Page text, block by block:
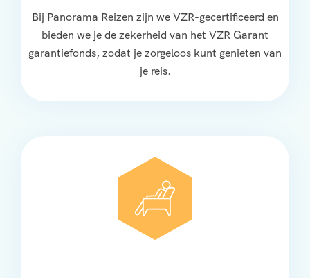
Bij Panorama Reizen zijn we VZR-gecertificeerd en
bieden we je de zekerheid van het VZR Garant
garantiefonds, zodat je zorgeloos kunt genieten van
je reis.